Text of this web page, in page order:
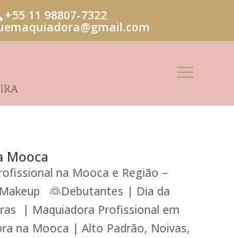
+55 11 98807-7322
Mooca
na Mooca e Região –
Makeup 👰Debutantes | Dia da
| Maquiadora Profissional em
na Mooca | Alto Padrão, Noivas,